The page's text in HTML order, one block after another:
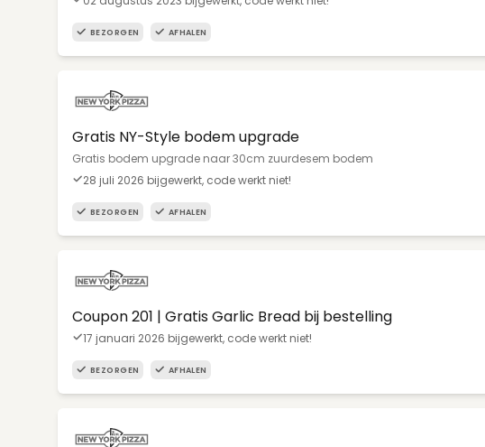
BEZORGEN AFHALEN
Gratis NY-Style bodem upgrade
Gratis bodem upgrade naar 30cm zuurdesem bodem
28 juli 2026 bijgewerkt, code werkt niet!
BEZORGEN AFHALEN
Coupon 201 | Gratis Garlic Bread bij bestelling
17 januari 2026 bijgewerkt, code werkt niet!
BEZORGEN AFHALEN